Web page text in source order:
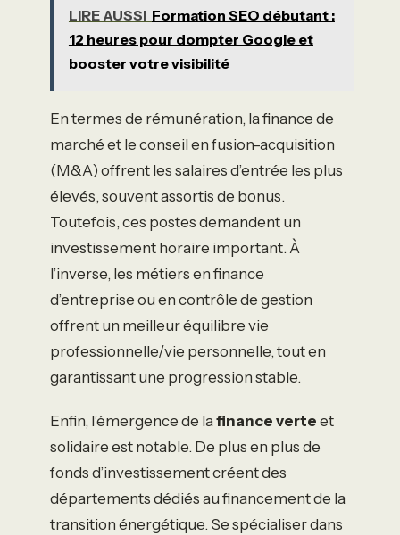
LIRE AUSSI Formation SEO débutant :
12 heures pour dompter Google et
booster votre visibilité
En termes de rémunération, la finance de
marché et le conseil en fusion-acquisition
(M&A) offrent les salaires d’entrée les plus
élevés, souvent assortis de bonus.
Toutefois, ces postes demandent un
investissement horaire important. À
l’inverse, les métiers en finance
d’entreprise ou en contrôle de gestion
offrent un meilleur équilibre vie
professionnelle/vie personnelle, tout en
garantissant une progression stable.
Enfin, l’émergence de lafinance verte et
solidaire est notable. De plus en plus de
fonds d’investissement créent des
départements dédiés au financement de la
transition énergétique. Se spécialiser dans